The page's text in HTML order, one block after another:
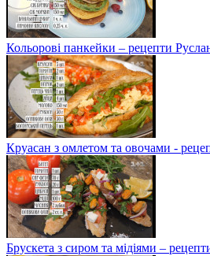
Кольорові панкейки – рецепти
Круасан з омлетом та овочами -
Брускета з сиром та мідіями –